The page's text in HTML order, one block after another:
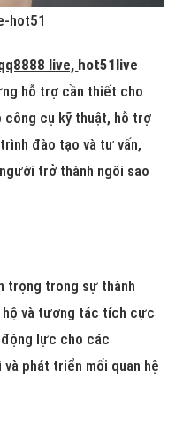
hot51
live, hot51live
hỗ trợ cần thiết cho
cụ kỹ thuật, hỗ trợ
đào tạo và tư vấn,
trở thành ngôi sao
trọng trong sự thành
và tương tác tích cực
lực cho các
phát triển mối quan hệ